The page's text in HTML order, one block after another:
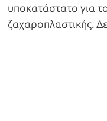
υποκατάστατο για
ζαχαροπλαστικής.